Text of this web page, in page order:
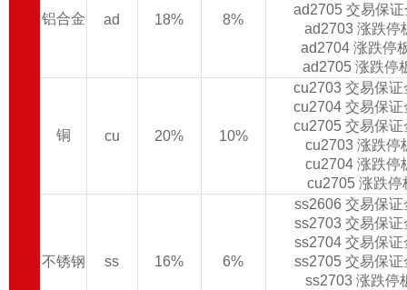
铝合金 ad 18% 8%
ad2705 交易保
ad2703 涨跌停
ad2704 涨跌停
ad2705 涨跌停
铜 cu 20% 10%
cu2703 交易保
cu2704 交易保
cu2705 交易保
cu2703 涨跌停
cu2704 涨跌停
cu2705 涨跌停
不锈钢 ss 16% 6%
ss2606 交易保
ss2703 交易保
ss2704 交易保
ss2705 交易保
ss2703 涨跌停